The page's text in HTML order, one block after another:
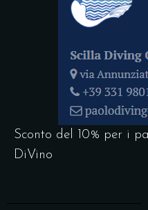
Sconto del 10% per i
DiVino